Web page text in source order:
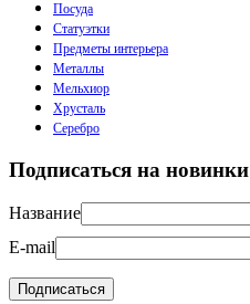
Посуда
Статуэтки
Предметы интерьера
Металлы
Мельхиор
Хрусталь
Серебро
Подписаться на новинки
Название
E-mail